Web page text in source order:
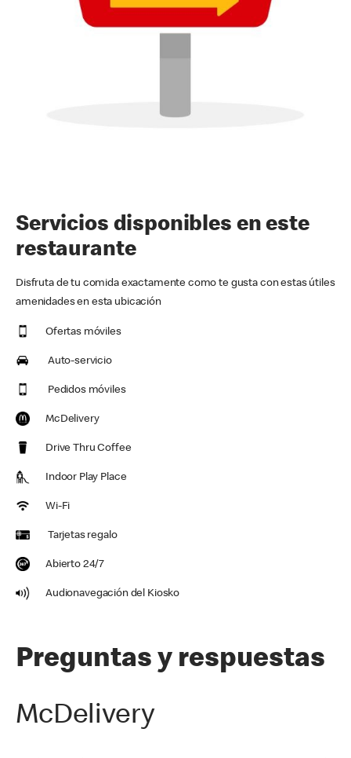
Servicios disponibles en este
restaurante
Disfruta de tu comida exactamente como te gusta con estas útiles
amenidades en esta ubicación
Ofertas móviles
Auto-servicio
Pedidos móviles
McDelivery
Drive Thru Coffee
Indoor Play Place
Wi-Fi
Tarjetas regalo
Abierto 24/7
Audionavegación del Kiosko
Preguntas y respuestas
McDelivery